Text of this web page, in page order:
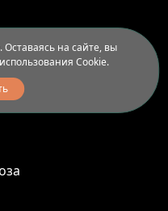
на сайте, вы
Cookie.